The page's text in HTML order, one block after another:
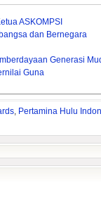
ASKOMPSI
dan Bernegara
Generasi
Guna
, Pertamina Hulu